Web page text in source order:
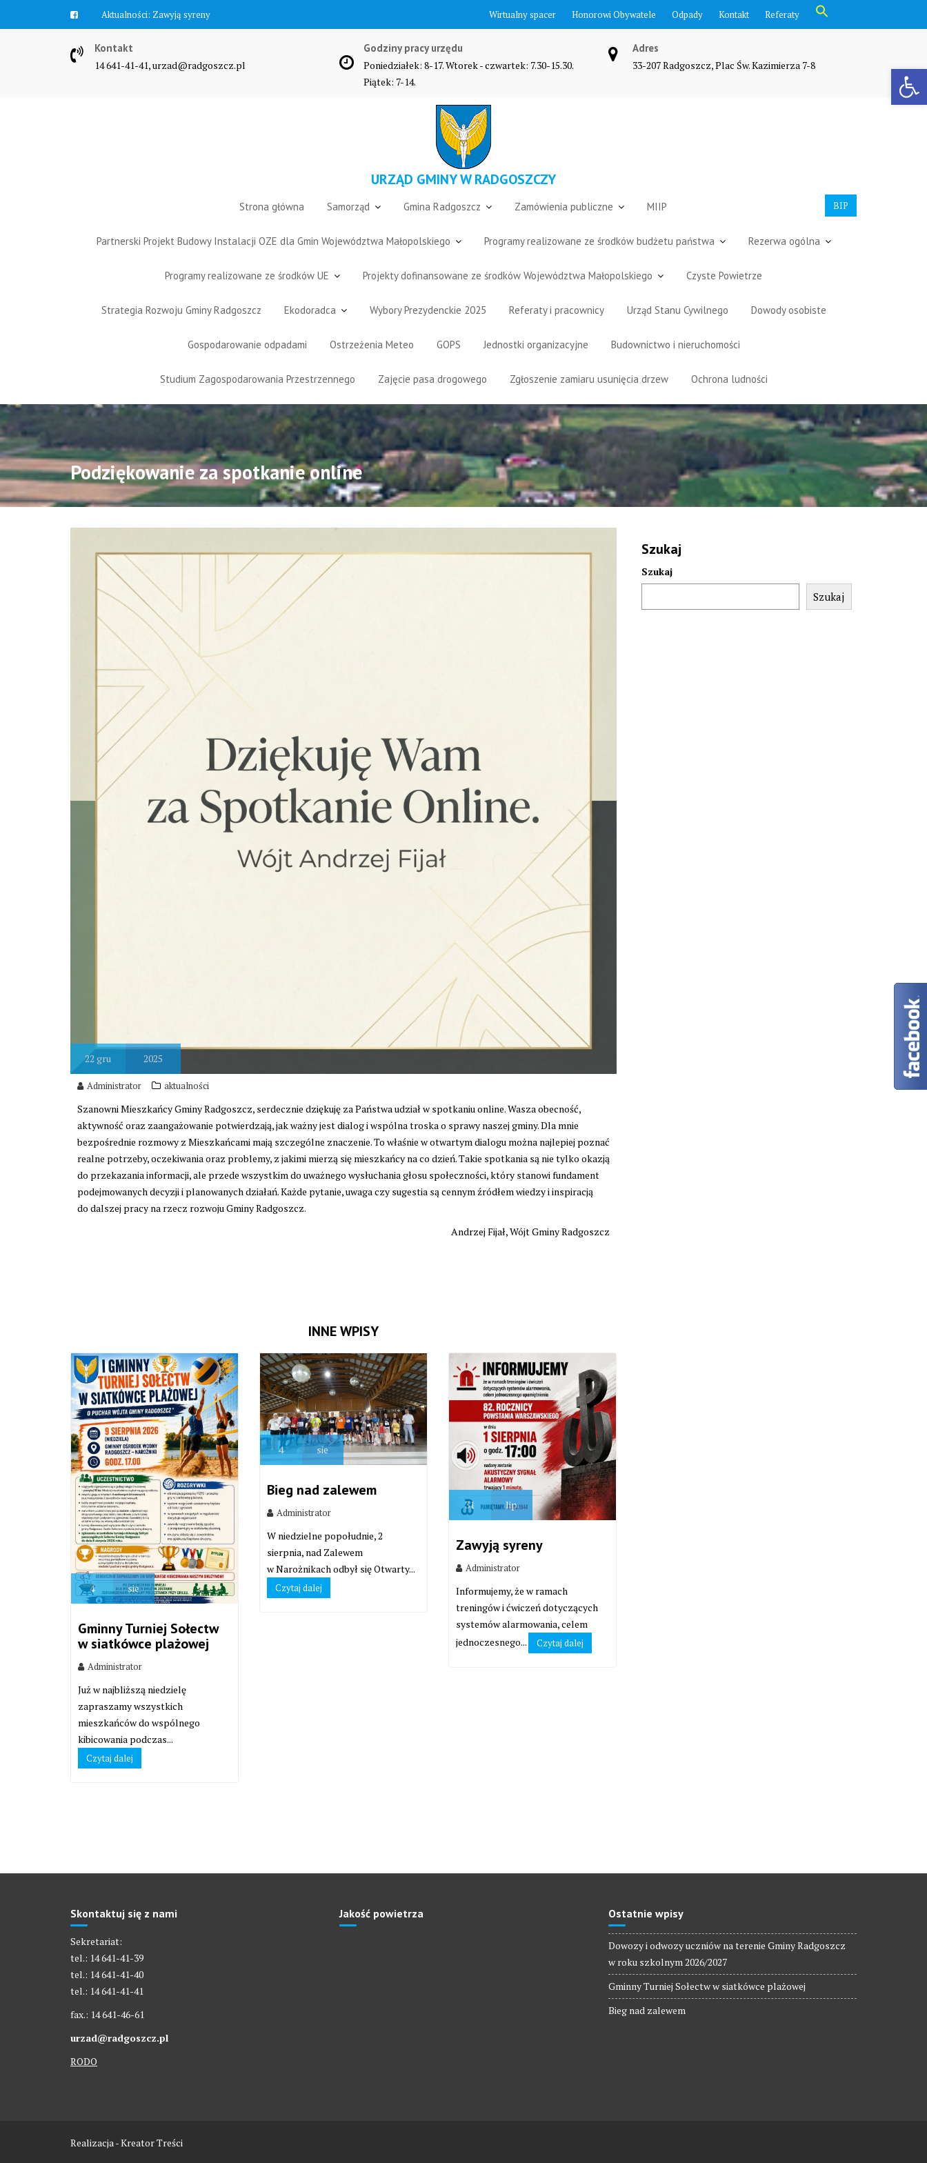
Otwórz pasek narzędzi
Aktualności: Zawyją syreny Wirtualny spacer Honorowi Obywatele Odpady Kontakt Referaty
Search Button
Kontakt
14 641-41-41, urzad@radgoszcz.pl
Godziny pracy urzędu
Poniedziałek: 8-17. Wtorek - czwartek: 7.30-15.30.
Piątek: 7-14.
Adres
33-207 Radgoszcz, Plac Św. Kazimierza 7-8
URZĄD GMINY W RADGOSZCZY
BIP
Strona główna Samorząd Gmina Radgoszcz Zamówienia publiczne MIIP
Partnerski Projekt Budowy Instalacji OZE dla Gmin Województwa Małopolskiego Programy realizowane ze środków budżetu państwa Rezerwa ogólna
Programy realizowane ze środków UE Projekty dofinansowane ze środków Województwa Małopolskiego Czyste Powietrze
Strategia Rozwoju Gminy Radgoszcz Ekodoradca Wybory Prezydenckie 2025 Referaty i pracownicy Urząd Stanu Cywilnego Dowody osobiste
Gospodarowanie odpadami Ostrzeżenia Meteo GOPS Jednostki organizacyjne Budownictwo i nieruchomości
Studium Zagospodarowania Przestrzennego Zajęcie pasa drogowego Zgłoszenie zamiaru usunięcia drzew Ochrona ludności
Podziękowanie za spotkanie online
22 gru 2025
Administrator aktualności
Szanowni Mieszkańcy Gminy Radgoszcz, serdecznie dziękuję za Państwa udział w spotkaniu online. Wasza obecność,
aktywność oraz zaangażowanie potwierdzają, jak ważny jest dialog i wspólna troska o sprawy naszej gminy. Dla mnie
bezpośrednie rozmowy z Mieszkańcami mają szczególne znaczenie. To właśnie w otwartym dialogu można najlepiej poznać
realne potrzeby, oczekiwania oraz problemy, z jakimi mierzą się mieszkańcy na co dzień. Takie spotkania są nie tylko okazją
do przekazania informacji, ale przede wszystkim do uważnego wysłuchania głosu społeczności, który stanowi fundament
podejmowanych decyzji i planowanych działań. Każde pytanie, uwaga czy sugestia są cennym źródłem wiedzy i inspiracją
do dalszej pracy na rzecz rozwoju Gminy Radgoszcz.
Andrzej Fijał, Wójt Gminy Radgoszcz
INNE WPISY
4 sie
Gminny Turniej Sołectw
w siatkówce plażowej
Administrator
Już w najbliższą niedzielę
zapraszamy wszystkich
mieszkańców do wspólnego
kibicowania podczas...
Czytaj dalej
4 sie
Bieg nad zalewem
Administrator
W niedzielne popołudnie, 2
sierpnia, nad Zalewem
w Narożnikach odbył się Otwarty...
Czytaj dalej
31 lip
Zawyją syreny
Administrator
Informujemy, że w ramach
treningów i ćwiczeń dotyczących
systemów alarmowania, celem
jednoczesnego...
Czytaj dalej
Szukaj
Szukaj
Szukaj
Skontaktuj się z nami
Sekretariat:
tel.: 14 641-41-39
tel.: 14 641-41-40
tel.: 14 641-41-41
fax.: 14 641-46-61
urzad@radgoszcz.pl
RODO
Jakość powietrza Ostatnie wpisy
Dowozy i odwozy uczniów na terenie Gminy Radgoszcz
w roku szkolnym 2026/2027
Gminny Turniej Sołectw w siatkówce plażowej
Bieg nad zalewem
Realizacja - Kreator Treści